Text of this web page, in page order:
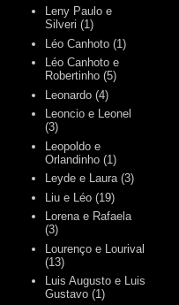
Leny Paulo e
Silveri (1)
Léo Canhoto (1)
Léo Canhoto e
Robertinho (5)
Leonardo (4)
Leoncio e Leonel
(3)
Leopoldo e
Orlandinho (1)
Leyde e Laura (3)
Liu e Léo (19)
Lorena e Rafaela
(3)
Lourenço e Lourival
(13)
Luis Augusto e Luis
Gustavo (1)